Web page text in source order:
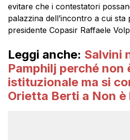
evitare che i contestatori
palazzina dell’incontro a cui
presidente Copasir Raffaele
Leggi anche: Salvini
Pamphilj perché non
istituzionale ma si
Orietta Berti a Non è